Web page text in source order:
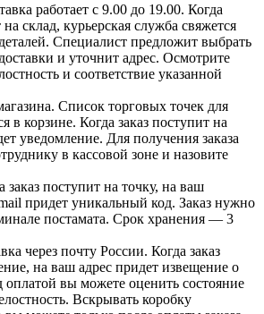
работает с 9.00 до 19.00. Когда
склад, курьерская служба свяжется
Специалист предложит выбрать
и уточнит адрес. Осмотрите
и соответствие указанной
Список торговых точек для
в корзине. Когда заказ поступит на
уведомление. Для получения заказа
в кассовой зоне и назовите
заказ поступит на точку, на ваш
придет уникальный код. Заказ нужно
постамата. Срок хранения — 3
через почту России. Когда заказ
на ваш адрес придет извещение о
вы можете оценить состояние
Вскрывать коробку